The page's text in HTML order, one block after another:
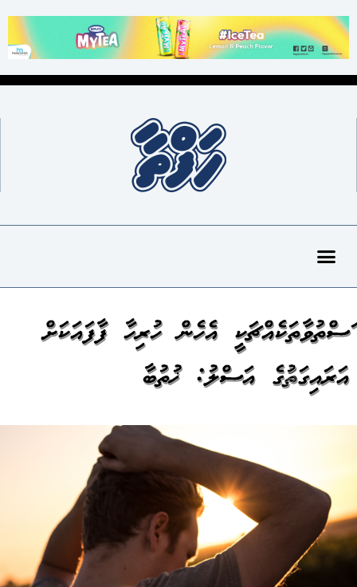
މަސްތުވާތަކެއްޗަކީ އެހެން ހުރިހާ ފާފައަކަށް
އަރައިގަތުމުގެ އަސްލު: ޚުތުބާ